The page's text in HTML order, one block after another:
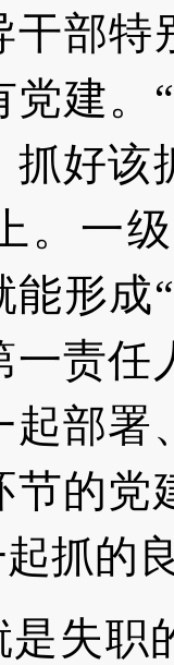
部特
建。
抓好该
。一
形成
一责任
起部署
节的党
抓的
失职